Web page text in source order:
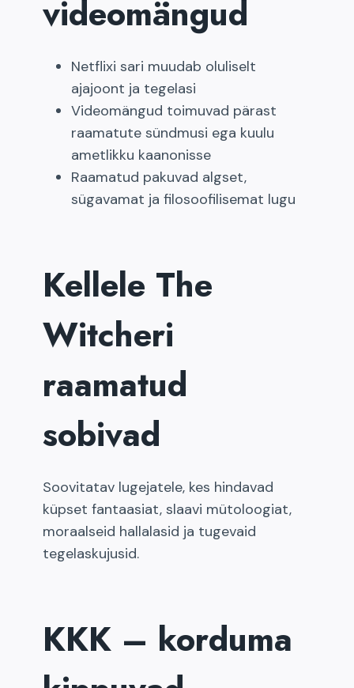
videomängud
Netflixi sari muudab oluliselt
ajajoont ja tegelasi
Videomängud toimuvad pärast
raamatute sündmusi ega kuulu
ametlikku kaanonisse
Raamatud pakuvad algset,
sügavamat ja filosoofilisemat lugu
Kellele The
Witcheri
raamatud
sobivad
Soovitatav lugejatele, kes hindavad
küpset fantaasiat, slaavi mütoloogiat,
moraalseid hallalasid ja tugevaid
tegelaskujusid.
KKK – korduma